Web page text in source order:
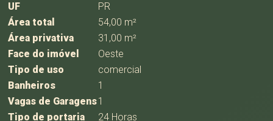
UF
PR
Área total
54,00 m²
Área privativa
31,00 m²
Face do imóvel
Oeste
Tipo de uso
comercial
Banheiros
1
Vagas de Garagens1
Tipo de portaria
24 Horas